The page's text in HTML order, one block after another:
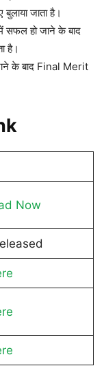
जाता है।
सफल हो जाने के बाद
है।
के बाद Final Merit
Now